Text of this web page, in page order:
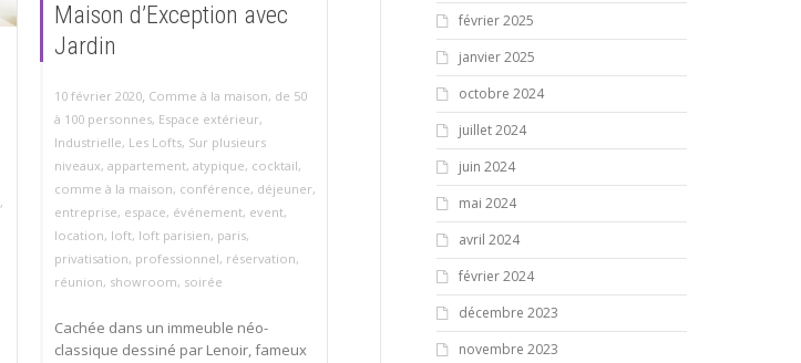
Maison d’Exception avec
Jardin
10 février 2020, Comme à la maison, de 50
à 100 personnes, Espace extérieur,
Industrielle, Les Lofts, Sur plusieurs
niveaux, appartement, atypique, cocktail,
comme à la maison, conférence, déjeuner,
entreprise, espace, événement, event,
location, loft, loft parisien, paris,
privatisation, professionnel, réservation,
réunion, showroom, soirée
Cachée dans un immeuble néo-
classique dessiné par Lenoir, fameux
,
février 2025
janvier 2025
octobre 2024
juillet 2024
juin 2024
mai 2024
avril 2024
février 2024
décembre 2023
novembre 2023